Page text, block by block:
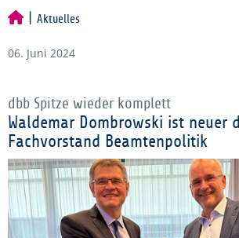
Aktuelles
06. Juni 2024
dbb Spitze wieder komplett
Waldemar Dombrowski ist neuer
Fachvorstand Beamtenpolitik